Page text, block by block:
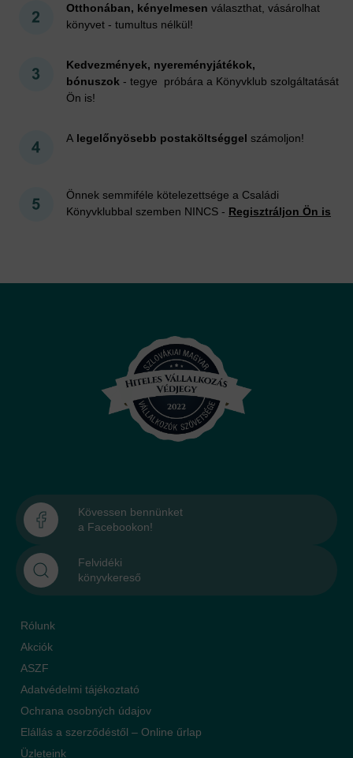
Otthonában, kényelmesen választhat, vásárolhat
könyvet - tumultus nélkül!
Kedvezmények, nyereményjátékok,
bónuszok - tegye próbára a Könyvklub szolgáltatását
Ön is!
A legelőnyösebb postaköltséggel számoljon!
Önnek semmiféle kötelezettsége a Családi
Könyvklubbal szemben NINCS - Regisztráljon Ön is
Kövessen bennünket
a Facebookon!
Felvidéki
könyvkereső
Rólunk
Akciók
ASZF
Adatvédelmi tájékoztató
Ochrana osobných údajov
Elállás a szerződéstől – Online űrlap
Üzleteink